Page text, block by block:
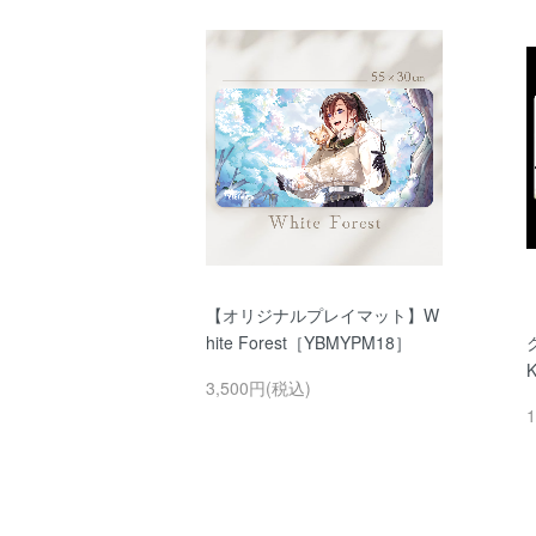
【オリジナルプレイマット】W
hite Forest［YBMYPM18］
3,500円(税込)